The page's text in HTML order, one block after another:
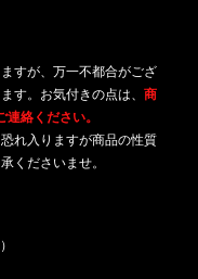
すが、万一不都合がござ
。お気付きの点は、 商
絡ください。
れ入りますが商品の性質
くださいませ。